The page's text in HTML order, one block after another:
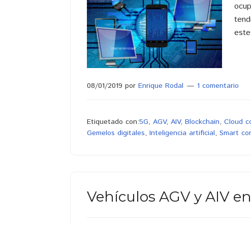
08/01/2019 por Enrique Rodal 1 comentario
Etiquetado con:5G, AGV, AIV, Blockchain, Cloud
Gemelos digitales, Inteligencia artificial, Smart
Vehículos AGV y AIV